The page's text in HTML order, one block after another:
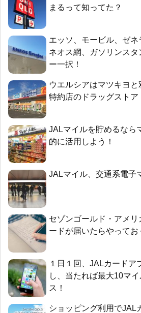
まるって知ってた？
エッソ、モービル、ゼ
ネオス網、ガソリンス
ー一択！
ウエルシアはマツキヨ
特約店のドラッグストア
JALマイルを貯めるなら
的に活用しよう！
JALマイル、交通系電子
セゾンゴールド・アメ
ードが届いたらやってお
１日１回、JALカードア
し、当たれば最大10マ
ス！
ショッピング利用でJAL